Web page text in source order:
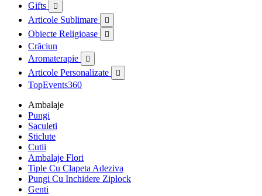
Gifts 
Articole Sublimare 
Obiecte Religioase 
Crăciun
Aromaterapie

Articole Personalizate 
TopEvents360
Ambalaje
Pungi
Saculeti
Sticlute
Cutii
Ambalaje Flori
Tiple Cu Clapeta Adeziva
Pungi Cu Inchidere Ziplock
Genti